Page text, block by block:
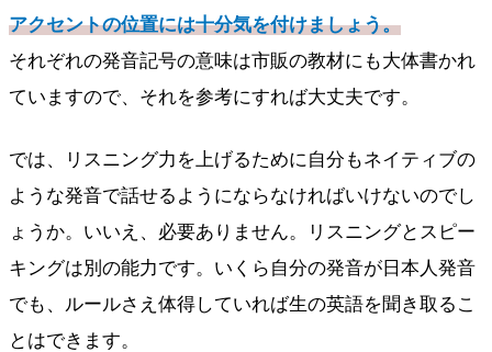
アクセントの位置には十分気を付けましょう。
それぞれの発音記号の意味は市販の教材にも大体書かれ
ていますので、それを参考にすれば大丈夫です。
では、リスニング力を上げるために自分もネイティブの
ような発音で話せるようにならなければいけないのでし
ょうか。いいえ、必要ありません。リスニングとスピー
キングは別の能力です。いくら自分の発音が日本人発音
でも、ルールさえ体得していれば生の英語を聞き取るこ
とはできます。